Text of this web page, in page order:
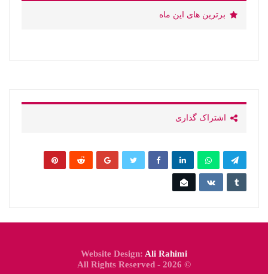
برترین های این ماه
اشتراک گذاری
Website Design: Ali Rahimi
© 2026 - All Rights Reserved